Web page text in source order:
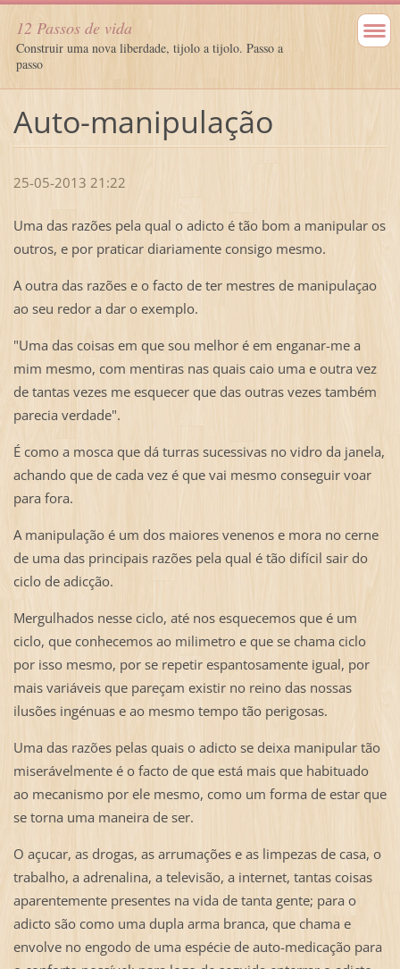
12 Passos de vida
Construir uma nova liberdade, tijolo a tijolo. Passo a
passo
Auto-manipulação
25-05-2013 21:22
Uma das razões pela qual o adicto é tão bom a manipular os
outros, e por praticar diariamente consigo mesmo.
A outra das razões e o facto de ter mestres de manipulaçao
ao seu redor a dar o exemplo.
"Uma das coisas em que sou melhor é em enganar-me a
mim mesmo, com mentiras nas quais caio uma e outra vez
de tantas vezes me esquecer que das outras vezes também
parecia verdade".
É como a mosca que dá turras sucessivas no vidro da janela,
achando que de cada vez é que vai mesmo conseguir voar
para fora.
A manipulação é um dos maiores venenos e mora no cerne
de uma das principais razões pela qual é tão difícil sair do
ciclo de adicção.
Mergulhados nesse ciclo, até nos esquecemos que é um
ciclo, que conhecemos ao milimetro e que se chama ciclo
por isso mesmo, por se repetir espantosamente igual, por
mais variáveis que pareçam existir no reino das nossas
ilusões ingénuas e ao mesmo tempo tão perigosas.
Uma das razões pelas quais o adicto se deixa manipular tão
miserávelmente é o facto de que está mais que habituado
ao mecanismo por ele mesmo, como um forma de estar que
se torna uma maneira de ser.
O açucar, as drogas, as arrumações e as limpezas de casa, o
trabalho, a adrenalina, a televisão, a internet, tantas coisas
aparentemente presentes na vida de tanta gente; para o
adicto são como uma dupla arma branca, que chama e
envolve no engodo de uma espécie de auto-medicação para